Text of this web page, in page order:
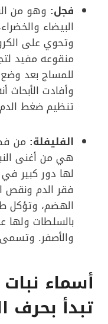
فجل: وهو من
البيضاء
وتحوي على
منقوعه مفيد
للمساج بعد
وأفادت
تنظيم ضغط
الفليفلة: من
هي من أغنى
لها دور كبير
فقر الدم ونقص
الهضم، وتؤكل
بالسلطات ولها
والأصفر.
أسماء
تبدأ بحرف